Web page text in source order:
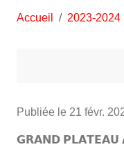
Accueil 2023-2024
Publiée le 21 févr.
𝗚𝗥𝗔𝗡𝗗 𝗣𝗟𝗔𝗧𝗘𝗔𝗨